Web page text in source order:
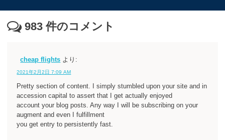
983 件のコメント
cheap flights より:
2021年2月2日 7:09 AM
Pretty section of content. I simply stumbled upon your site and in
accession capital to assert that I get actually enjoyed
account your blog posts. Any way I will be subscribing on your
augment and even I fulfillment
you get entry to persistently fast.